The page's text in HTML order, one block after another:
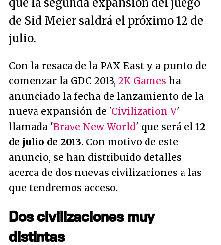
que la segunda expansión del juego
de Sid Meier saldrá el próximo 12 de
julio.
Con la resaca de la PAX East y a punto de
comenzar la GDC 2013, 2K Games ha
anunciado la fecha de lanzamiento de la
nueva expansión de 'Civilization V'
llamada 'Brave New World' que será el 12
de julio de 2013. Con motivo de este
anuncio, se han distribuido detalles
acerca de dos nuevas civilizaciones a las
que tendremos acceso.
Dos civilizaciones muy
distintas